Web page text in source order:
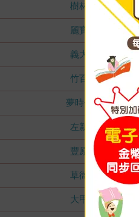
樹林店
麗寶店
義大店
竹百店
夢時代店
左新店
豐原店
草衙店
大甲店